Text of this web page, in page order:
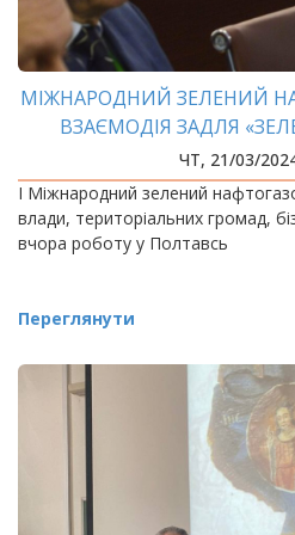
МІЖНАРОДНИЙ ЗЕЛЕНИЙ
ВЗАЄМОДІЯ ЗАДЛЯ
ЧТ, 21/03/
I Міжнародний зелений
влади, територіальних громад,
вчора роботу у Полтавсь
Переглянути